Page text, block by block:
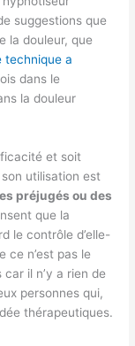
suggestions que
la douleur, que
technique a
dans le
la douleur
et soit
utilisation est
préjugés ou des
que la
le contrôle d’elle-
ce n’est pas le
il n’y a rien de
personnes qui,
thérapeutiques.